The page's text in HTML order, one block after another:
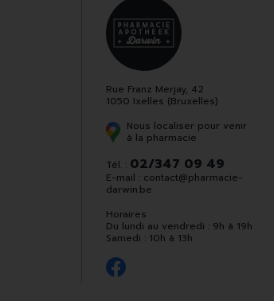
Rue Franz Merjay, 42
1050 Ixelles (Bruxelles)
Nous localiser pour venir
à la pharmacie
Tél. : 02/347 09 49
E-mail : contact@pharmacie-
darwin.be
Horaires
Du lundi au vendredi : 9h à 19h
Samedi : 10h à 13h